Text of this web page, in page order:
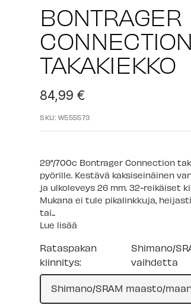
BONTRAGER
TAKAKIEKKO
Alennushinta
84,99 €
SKU: W555573
29"/700c Bontrager Connection
pyörille. Kestävä kaksiseinäinen
ja ulkoleveys 26 mm. 32-reikäiset
Mukana ei tule pikalinkkuja,
tai...
Lue lisää
Rataspakan
kiinnitys:
Shimano/
vaihdetta
Shimano/SRAM maasto/